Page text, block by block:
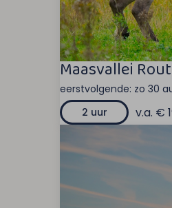
Maasvallei
eerstvolgende: zo 30
2 uur
v.a. €